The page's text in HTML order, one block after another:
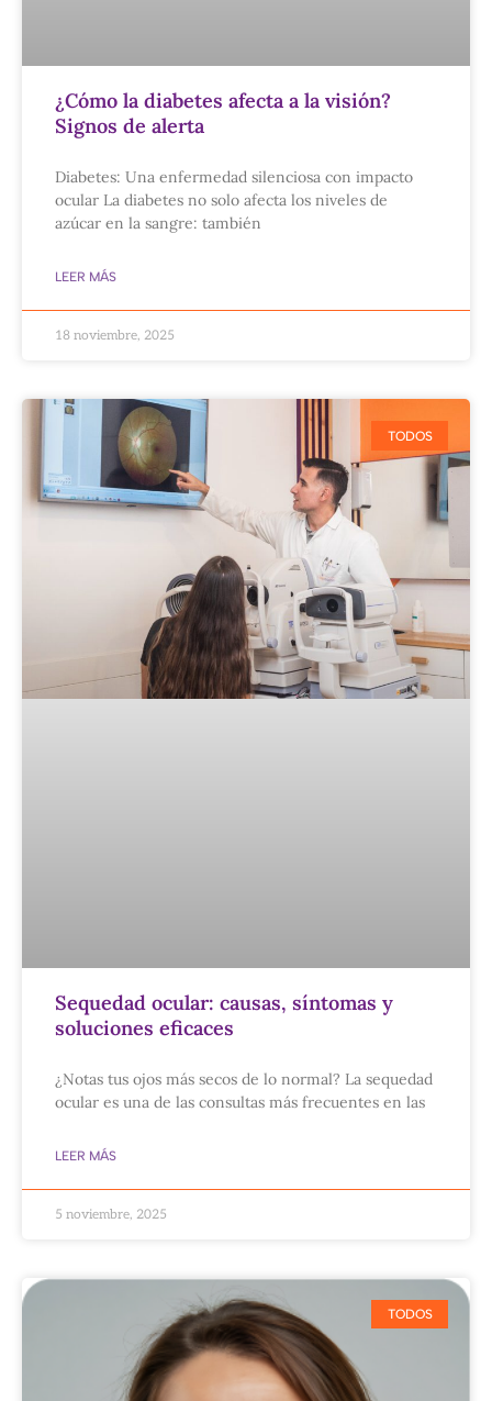
¿Cómo la diabetes afecta a la visión?
Signos de alerta
Diabetes: Una enfermedad silenciosa con impacto
ocular La diabetes no solo afecta los niveles de
azúcar en la sangre: también
LEER MÁS
18 noviembre, 2025
TODOS
Sequedad ocular: causas, síntomas y
soluciones eficaces
¿Notas tus ojos más secos de lo normal? La sequedad
ocular es una de las consultas más frecuentes en las
LEER MÁS
5 noviembre, 2025
TODOS